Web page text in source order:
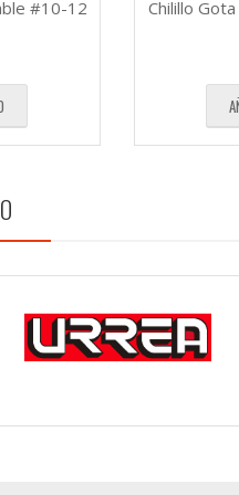
#10-12
Chilillo